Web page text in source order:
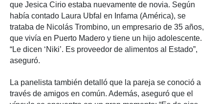
que Jesica Cirio estaba nuevamente de novia. Según
había contado Laura Ubfal en Infama (América), se
trataba de Nicolás Trombino, un empresario de 35 años,
que vivía en Puerto Madero y tiene un hijo adolescente.
“Le dicen ‘Niki’. Es proveedor de alimentos al Estado”,
aseguró.
La panelista también detalló que la pareja se conoció a
través de amigos en común. Además, aseguró que el